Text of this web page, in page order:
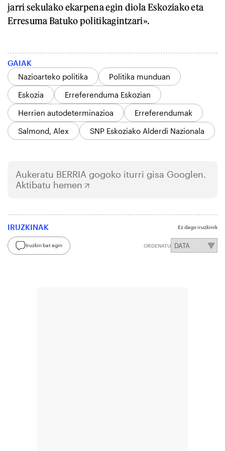
jarri sekulako ekarpena egin diola Eskoziako eta
Erresuma Batuko politikagintzari».
GAIAK
Nazioarteko politika
Politika munduan
Eskozia
Erreferenduma Eskozian
Herrien autodeterminazioa
Erreferendumak
Salmond, Alex
SNP Eskoziako Alderdi Nazionala
Aukeratu BERRIA gogoko iturri gisa Googlen.
Aktibatu hemen
IRUZKINAK Ez dago iruzkinik
Iruzkin bat egin ORDENATU